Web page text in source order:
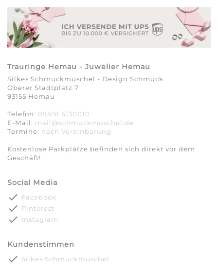
Trauringe Hemau - Juwelier Hemau
Silkes Schmuckmuschel - Design Schmuck
Oberer Stadtplatz 7
93155 Hemau
Telefon: 09491 6130010
E-Mail: mail@schmuckmuschel.de
Termine: nach Vereinbarung​​​​​​​
Kostenlose Parkplätze befinden sich direkt vor dem
Geschäft!
Social Media
done Facebook
done Pinterest
done Instagram
Kundenstimmen
done Silkes Schmuckmuschel